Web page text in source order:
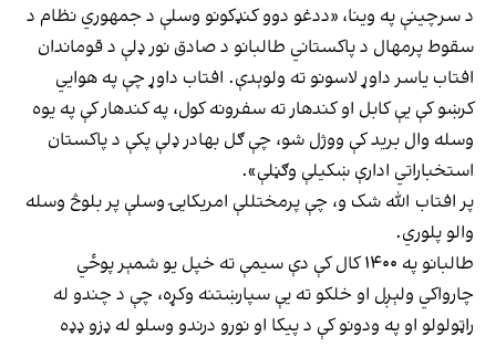
د سرچینې په وینا، «ددغو دوو کنډکونو وسلې د جمهوري نظام د
سقوط پرمهال د پاکستاني طالبانو د صادق نور ډلې د قوماندان
افتاب یاسر داوړ لاسونو ته ولوېدې. افتاب داوړ چې په هوايي
کرښو کې یې کابل او کندهار ته سفرونه کول، په کندهار کې په یوه
وسله وال برید کې ووژل شو، چې ګل بهادر ډلې پکې د پاکستان
استخباراتي ادارې ښکیلې وګڼلې».
پر افتاب الله شک و، چې پرمختللې امریکايۍ وسلې پر بلوڅ وسله
والو پلوري.
طالبانو په ۱۴۰۰ کال کې دې سیمې ته خپل یو شمېر پوځي
چارواکي ولېږل او خلکو ته یې سپارښتنه وکړه، چې د چندو له
راټولولو او په ودونو کې د پیکا او نورو درندو وسلو له ډزو ډډه